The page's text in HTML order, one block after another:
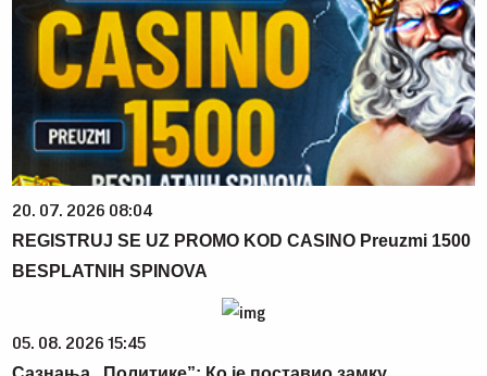
20. 07. 2026 08:04
REGISTRUJ SE UZ PROMO KOD CASINO Preuzmi 1500
BESPLATNIH SPINOVA
05. 08. 2026 15:45